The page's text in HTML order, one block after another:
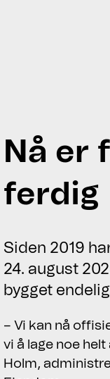
Nå er
ferdig
Siden 2019
24. august
bygget
– Vi kan nå
vi å lage noe
Holm,